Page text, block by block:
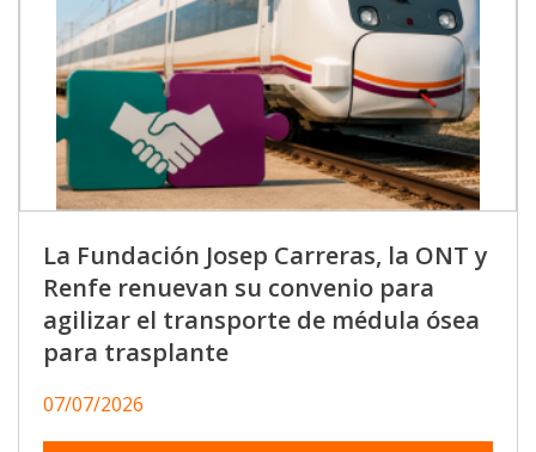
La Fundación Josep Carreras, la ONT y
Renfe renuevan su convenio para
agilizar el transporte de médula ósea
para trasplante
07/07/2026